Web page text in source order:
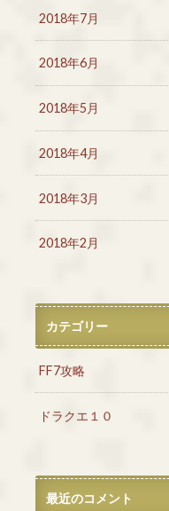
2018年7月
2018年6月
2018年5月
2018年4月
2018年3月
2018年2月
カテゴリー
FF7攻略
ドラクエ１０
最近のコメント